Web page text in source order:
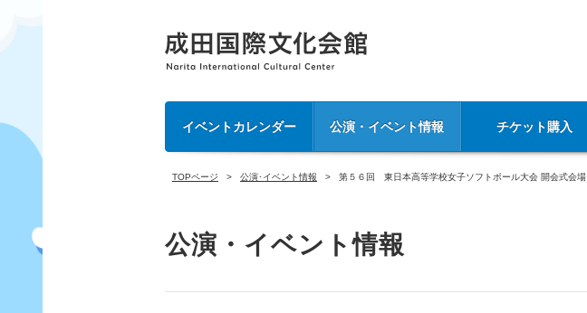
イベントカレンダー 公演・イベント情報 チケット購入
TOPページ 公演･イベント情報 第５６回 東日本高等学校女子ソフトボール大会 開会式会場
公演・イベント情報